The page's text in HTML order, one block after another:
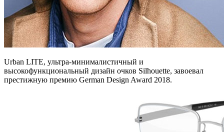
Urban LITE, ультра-минималистичный и
высокофункциональный дизайн очков Silhouette, завоевал
престижную премию German Design Award 2018.